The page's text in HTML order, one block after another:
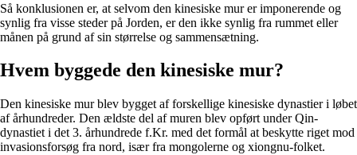
Så konklusionen er, at selvom den kinesiske mur er imponerende og
synlig fra visse steder på Jorden, er den ikke synlig fra rummet eller
månen på grund af sin størrelse og sammensætning.
Hvem byggede den kinesiske mur?
Den kinesiske mur blev bygget af forskellige kinesiske dynastier i løbet
af århundreder. Den ældste del af muren blev opført under Qin-
dynastiet i det 3. århundrede f.Kr. med det formål at beskytte riget mod
invasionsforsøg fra nord, især fra mongolerne og xiongnu-folket.